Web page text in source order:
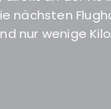
nächsten
nur wenige